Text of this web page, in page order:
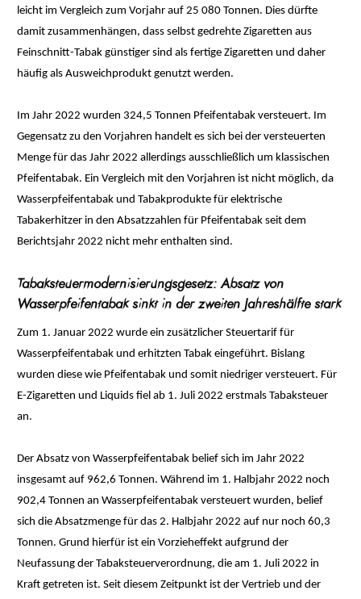
leicht im Vergleich zum Vorjahr auf 25 080 Tonnen. Dies dürfte
damit zusammenhängen, dass selbst gedrehte Zigaretten aus
Feinschnitt-Tabak günstiger sind als fertige Zigaretten und daher
häufig als Ausweichprodukt genutzt werden.
Im Jahr 2022 wurden 324,5 Tonnen Pfeifentabak versteuert. Im
Gegensatz zu den Vorjahren handelt es sich bei der versteuerten
Menge für das Jahr 2022 allerdings ausschließlich um klassischen
Pfeifentabak. Ein Vergleich mit den Vorjahren ist nicht möglich, da
Wasserpfeifentabak und Tabakprodukte für elektrische
Tabakerhitzer in den Absatzzahlen für Pfeifentabak seit dem
Berichtsjahr 2022 nicht mehr enthalten sind.
Tabaksteuermodernisierungsgesetz: Absatz von
Wasserpfeifentabak sinkt in der zweiten Jahreshälfte stark
Zum 1. Januar 2022 wurde ein zusätzlicher Steuertarif für
Wasserpfeifentabak und erhitzten Tabak eingeführt. Bislang
wurden diese wie Pfeifentabak und somit niedriger versteuert. Für
E-Zigaretten und Liquids fiel ab 1. Juli 2022 erstmals Tabaksteuer
an.
Der Absatz von Wasserpfeifentabak belief sich im Jahr 2022
insgesamt auf 962,6 Tonnen. Während im 1. Halbjahr 2022 noch
902,4 Tonnen an Wasserpfeifentabak versteuert wurden, belief
sich die Absatzmenge für das 2. Halbjahr 2022 auf nur noch 60,3
Tonnen. Grund hierfür ist ein Vorzieheffekt aufgrund der
Neufassung der Tabaksteuerverordnung, die am 1. Juli 2022 in
Kraft getreten ist. Seit diesem Zeitpunkt ist der Vertrieb und der